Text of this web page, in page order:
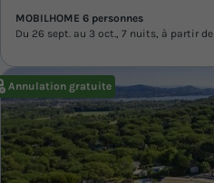
MOBILHOME 6 personnes
Du 26 sept. au 3 oct., 7 nuits, à partir de
Annulation gratuite